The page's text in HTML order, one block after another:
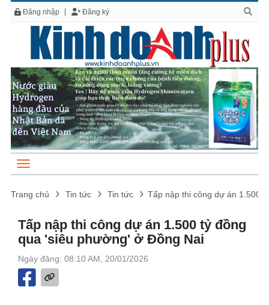
Đăng nhập Đăng ký
Trang chủ Tin tức Tin tức Tấp nập thi công dự án 1.500
Tấp nập thi công dự án 1.500 tỷ đồng
qua 'siêu phường' ở Đồng Nai
Ngày đăng: 08:10 AM, 20/01/2026